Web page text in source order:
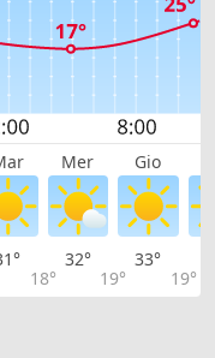
Mer Gio
18°
32°
19°
33°
19°